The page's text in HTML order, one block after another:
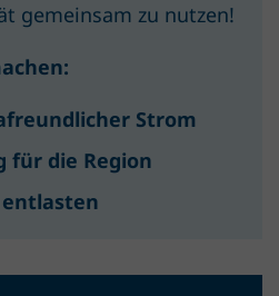
gemeinsam zu nutzen!
Strom
für die Region